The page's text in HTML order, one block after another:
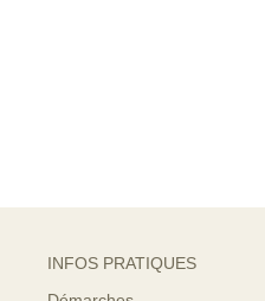
INFOS PRATIQUES